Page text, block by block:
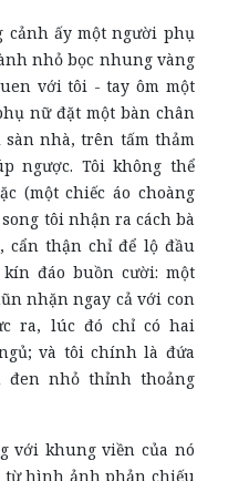
cảnh ấy một người phụ
nhỏ bọc nhung vàng
với tôi - tay ôm một
nữ đặt một bàn chân
nhà, trên tấm thảm
ngược. Tôi không thể
(một chiếc áo choàng
tôi nhận ra cách bà
cẩn thận chỉ để lộ đầu
đáo buồn cười: một
nhặn ngay cả với con
ra, lúc đó chỉ có hai
và tôi chính là đứa
nhỏ thỉnh thoảng
với khung viền của nó
từ hình ảnh phản chiếu